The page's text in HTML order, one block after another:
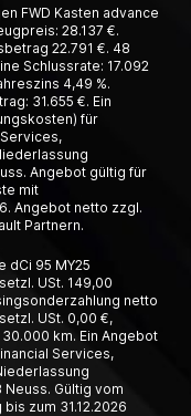
FWD Kasten advance
28.137 €.
22.791 €. 48
Schlussrate: 17.092
4,49 %.
31.655 €. Ein
für
Angebot gültig für
mit
Angebot netto zzgl.
Partnern.
dCi 95 MY25
USt. 149,00
netto
USt. 0,00 €,
km. Ein Angebot
Services,
Gültig vom
zum 31.12.2026